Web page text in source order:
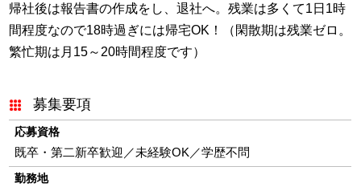
帰社後は報告書の作成をし、退社へ。残業は多くて1日1時
間程度なので18時過ぎには帰宅OK！（閑散期は残業ゼロ。
繁忙期は月15～20時間程度です）
募集要項
応募資格
既卒・第二新卒歓迎／未経験OK／学歴不問
勤務地